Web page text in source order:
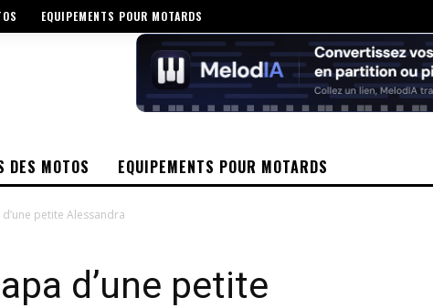
EQUIPEMENTS POUR MOTARDS
DES MOTOS EQUIPEMENTS POUR MOTARDS
petite Alessandra
d’une petite